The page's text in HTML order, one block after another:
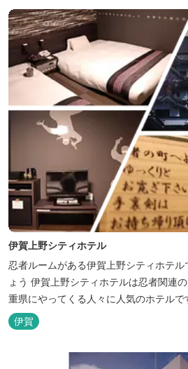
などがタイムリーにチェックできます。
伊賀上野シティホテル
忍者ルームがある伊賀上野シティホテ
ょう 伊賀上野シティホテルは忍者関連のアクティビティを求めて三
重県にやってくる人々に人気のホテルで
忍者の内装が施された部屋がいくつかあ
トペーパーに至るまで、忍者に関連した
われています。 伊賀上野城や伊賀流忍
分の位置にあるこのホテ...
伊賀